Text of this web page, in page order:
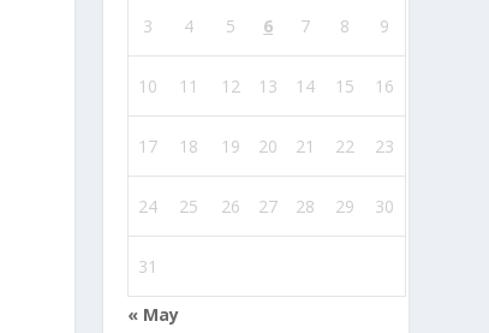
3 4 5 6 7 8 9
10 11 12 13 14 15 16
17 18 19 20 21 22 23
24 25 26 27 28 29 30
31
« May